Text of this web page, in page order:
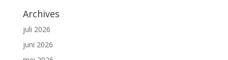
Archives
juli 2026
juni 2026